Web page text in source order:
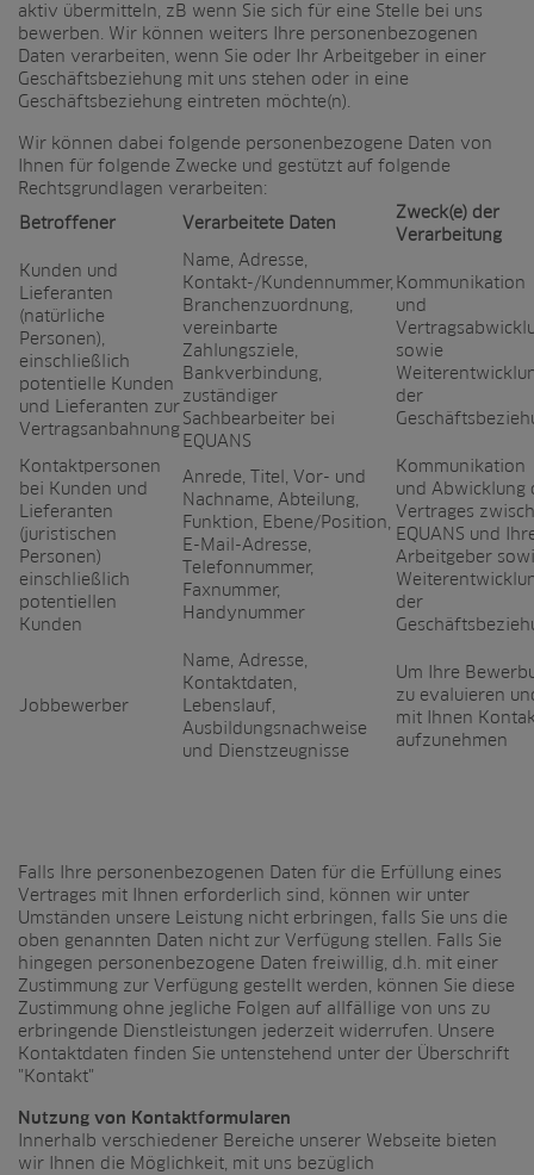
aktiv übermitteln, zB wenn Sie sich für eine Stelle bei uns
bewerben. Wir können weiters Ihre personenbezogenen
Daten verarbeiten, wenn Sie oder Ihr Arbeitgeber in einer
Geschäftsbeziehung mit uns stehen oder in eine
Geschäftsbeziehung eintreten möchte(n).
Wir können dabei folgende personenbezogene Daten von
Ihnen für folgende Zwecke und gestützt auf folgende
Rechtsgrundlagen verarbeiten:
Betroffener
Verarbeitete Daten
Zweck(e) der
Verarbeitung
Kunden und
Lieferanten
(natürliche
Personen),
einschließlich
potentielle Kunden
und Lieferanten zur
Vertragsanbahnung
Name, Adresse,
Kontakt-/Kundennummer,
Branchenzuordnung,
vereinbarte
Zahlungsziele,
Bankverbindung,
zuständiger
Sachbearbeiter bei
EQUANS
Kommunikation
und
sowie
der
Kontaktpersonen
bei Kunden und
Lieferanten
(juristischen
Personen)
einschließlich
potentiellen
Kunden
Anrede, Titel, Vor- und
Nachname, Abteilung,
Funktion, Ebene/Position,
E-Mail-Adresse,
Telefonnummer,
Faxnummer,
Handynummer
Kommunikation
und Abwicklung
Vertrages
EQUANS und
Arbeitgeber
der
Jobbewerber
Name, Adresse,
Kontaktdaten,
Lebenslauf,
Ausbildungsnachweise
und Dienstzeugnisse
Um Ihre
zu evaluieren
mit Ihnen
aufzunehmen
Falls Ihre personenbezogenen Daten für die Erfüllung eines
Vertrages mit Ihnen erforderlich sind, können wir unter
Umständen unsere Leistung nicht erbringen, falls Sie uns die
oben genannten Daten nicht zur Verfügung stellen. Falls Sie
hingegen personenbezogene Daten freiwillig, d.h. mit einer
Zustimmung zur Verfügung gestellt werden, können Sie diese
Zustimmung ohne jegliche Folgen auf allfällige von uns zu
erbringende Dienstleistungen jederzeit widerrufen. Unsere
Kontaktdaten finden Sie untenstehend unter der Überschrift
"Kontakt"
Nutzung von Kontaktformularen
Innerhalb verschiedener Bereiche unserer Webseite bieten
wir Ihnen die Möglichkeit, mit uns bezüglich